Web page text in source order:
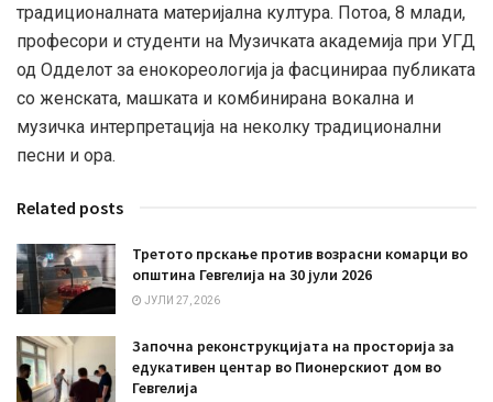
традиционалната материјална култура. Потоа, 8 млади,
професори и студенти на Музичката академија при УГД
од Одделот за енокореологија ја фасцинираа публиката
со женската, машката и комбинирана вокална и
музичка интерпретација на неколку традиционални
песни и ора.
Related posts
Третото прскање против возрасни комарци во
општина Гевгелија на 30 јули 2026
ЈУЛИ 27, 2026
Започна реконструкцијата на просторија за
едукативен центар во Пионерскиот дом во
Гевгелија